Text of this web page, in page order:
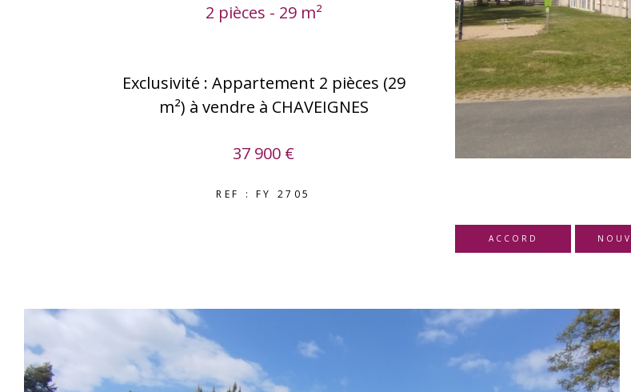
2 pièces - 29 m²
Exclusivité : Appartement 2 pièces (29
m²) à vendre à CHAVEIGNES
37 900 €
REF : FY 2705
ACCORD